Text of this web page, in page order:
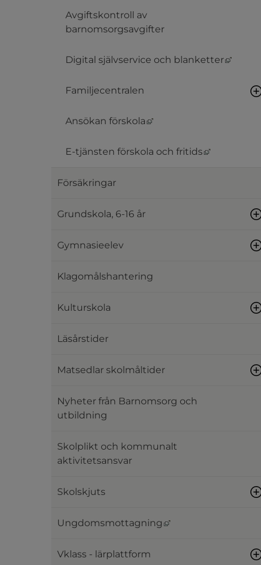
Avgiftskontroll av
barnomsorgsavgifter
Digital självservice och blanketter Länk
Familjecentralen
Ansökan förskola Länk till annan
E-tjänsten förskola och fritids Länk till
Försäkringar
Grundskola, 6-16 år
Gymnasieelev
Klagomålshantering
Kulturskola
Läsårstider
Matsedlar skolmåltider
Nyheter från Barnomsorg och
utbildning
Skolplikt och kommunalt
aktivitetsansvar
Skolskjuts
Ungdomsmottagning Länk till annan
Vklass - lärplattform